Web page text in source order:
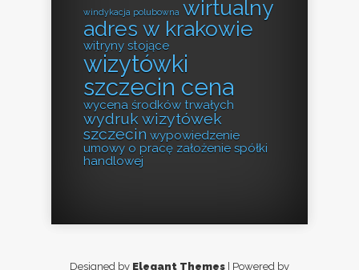
windykacja polubowna wirtualny
adres w krakowie
witryny stojące
wizytówki
szczecin cena
wycena środków trwałych
wydruk wizytówek
szczecin wypowiedzenie
umowy o pracę założenie spółki
handlowej
Designed by Elegant Themes | Powered by